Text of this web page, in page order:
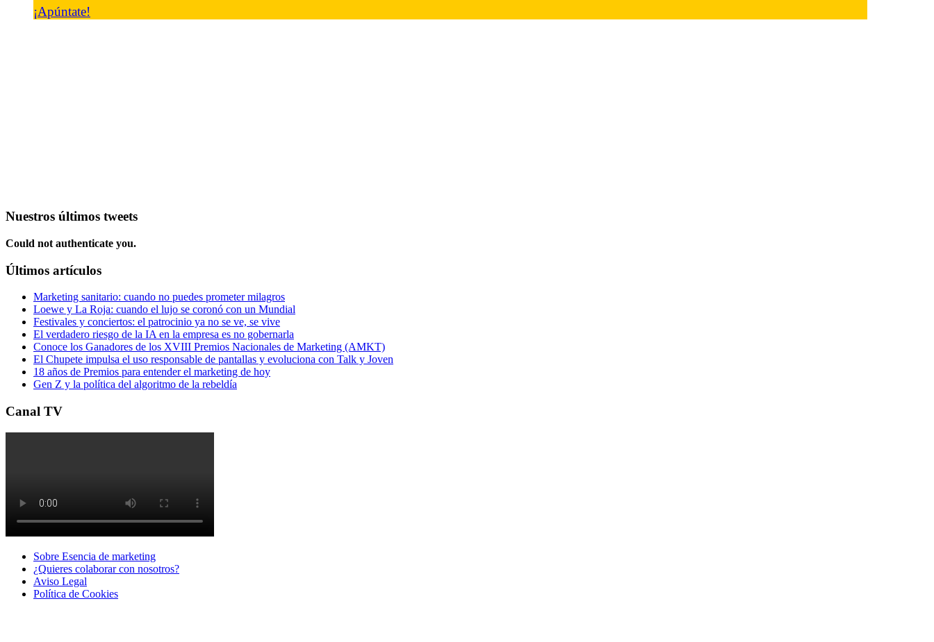
¡Apúntate!
Nuestros últimos tweets
Could not authenticate you.
Últimos artículos
Marketing sanitario: cuando no puedes prometer milagros
Loewe y La Roja: cuando el lujo se coronó con un Mundial
Festivales y conciertos: el patrocinio ya no se ve, se vive
El verdadero riesgo de la IA en la empresa es no gobernarla
Conoce los Ganadores de los XVIII Premios Nacionales de Marketing (AMKT)
El Chupete impulsa el uso responsable de pantallas y evoluciona con Talk y Joven
18 años de Premios para entender el marketing de hoy
Gen Z y la política del algoritmo de la rebeldía
Canal TV
Sobre Esencia de marketing
¿Quieres colaborar con nosotros?
Aviso Legal
Polí­tica de Cookies